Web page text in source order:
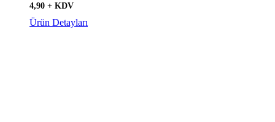
4,90 + KDV
Ürün Detayları